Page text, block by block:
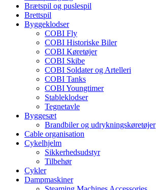
Brætspil og puslespil
Brettspil
Byggeklodser
COBI Fly
COBI Historiske Biler
COBI Køretøjer
COBI Skibe
COBI Soldater og Artelleri
COBI Tanks
COBI Youngtimer
Stableklodser
Tegnetavle
Byggesæt
Brandbiler og udrykningskøretøjer
Cable organisation
Cykelhjelm
Sikkerhedsudstyr
Tilbehør
Cykler
Dampmaskiner